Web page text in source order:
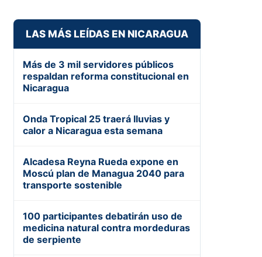
LAS MÁS LEÍDAS EN NICARAGUA
Más de 3 mil servidores públicos
respaldan reforma constitucional en
Nicaragua
Onda Tropical 25 traerá lluvias y
calor a Nicaragua esta semana
Alcadesa Reyna Rueda expone en
Moscú plan de Managua 2040 para
transporte sostenible
100 participantes debatirán uso de
medicina natural contra mordeduras
de serpiente